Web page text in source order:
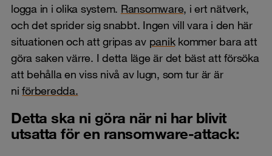
logga in i olika system. Ransomware, i ert nätverk,
och det sprider sig snabbt. Ingen vill vara i den här
situationen och att gripas av panikkommer bara att
göra saken värre. I detta läge är det bäst att försöka
att behålla en viss nivå av lugn, som tur är är
niförberedda.
Detta ska ni göra när ni har blivit
utsatta för en ransomware-attack: